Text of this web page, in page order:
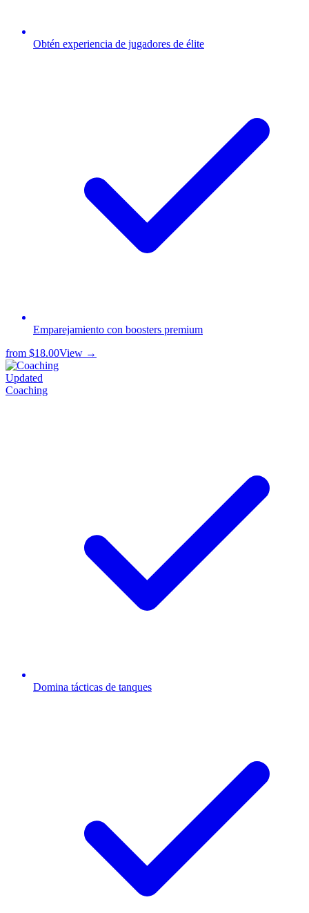
Obtén experiencia de jugadores de élite
Emparejamiento con boosters premium
from $18.00View →
Updated
Coaching
Domina tácticas de tanques